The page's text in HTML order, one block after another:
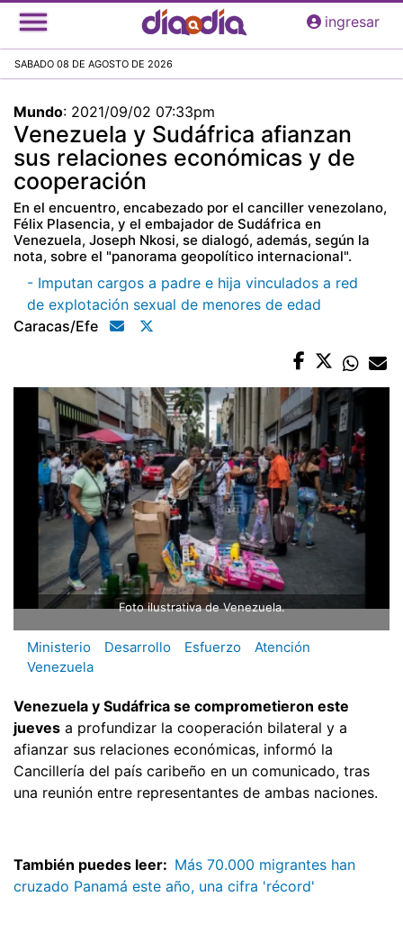
Pasar
al
principal
ingresar
SABADO 08 DE AGOSTO DE 2026
Mundo: 2021/09/02 07:33pm
Venezuela y Sudáfrica afianzan
sus relaciones económicas y de
cooperación
En el encuentro, encabezado por el canciller venezolano,
Félix Plasencia, y el embajador de Sudáfrica en
Venezuela, Joseph Nkosi, se dialogó, además, según la
nota, sobre el "panorama geopolítico internacional".
- Imputan cargos a padre e hija vinculados a red
de explotación sexual de menores de edad
Caracas/efe
Foto ilustrativa de Venezuela.
Ministerio Desarrollo Esfuerzo
Atención
Venezuela
Venezuela y Sudáfrica se comprometieron este
jueves a profundizar la cooperación bilateral y a
afianzar sus relaciones económicas, informó la
Cancillería del país caribeño en un comunicado, tras
una reunión entre representantes de ambas naciones.
También puedes leer: Más 70.000 migrantes han
cruzado Panamá este año, una cifra 'récord'